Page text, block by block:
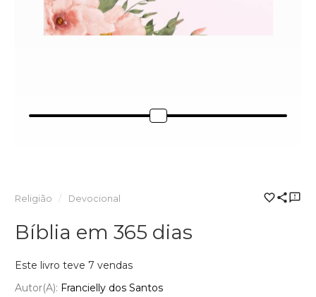
Religião Devocional
Bíblia em 365 dias
Este livro teve 7 vendas
Autor(a): Francielly dos Santos